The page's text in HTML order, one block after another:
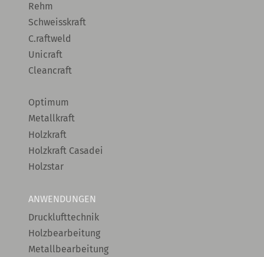
Rehm
Schweisskraft
C.raftweld
Unicraft
Cleancraft
Optimum
Metallkraft
Holzkraft
Holzkraft Casadei
Holzstar
ANWENDUNGEN
Drucklufttechnik
Holzbearbeitung
Metallbearbeitung